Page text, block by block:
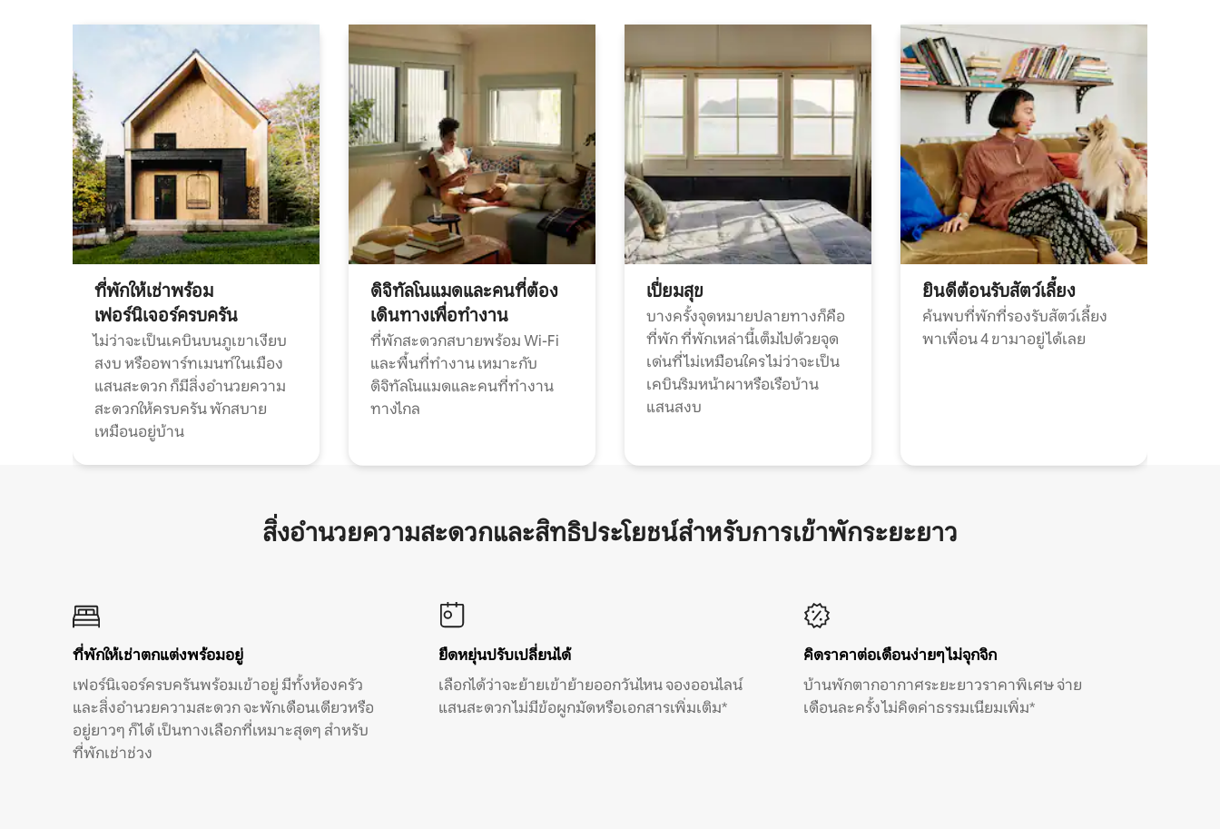
ที่พักให้เช่าพร้อม
เฟอร์นิเจอร์ครบครัน
ไม่ว่าจะเป็นเคบินบนภูเขาเงียบ
สงบ หรืออพาร์ทเมนท์ในเมือง
แสนสะดวก ก็มีสิ่งอำนวยความ
สะดวกให้ครบครัน พักสบาย
เหมือนอยู่บ้าน
ดิจิทัลโนแมดและคนที่ต้อง
เดินทางเพื่อทำงาน
ที่พักสะดวกสบายพร้อม Wi-Fi
และพื้นที่ทำงาน เหมาะกับ
ดิจิทัลโนแมดและคนที่ทำงาน
ทางไกล
เปี่ยมสุข
บางครั้งจุดหมายปลายทางก็คือ
ที่พัก ที่พักเหล่านี้เต็มไปด้วยจุด
เด่นที่ไม่เหมือนใคร ไม่ว่าจะเป็น
เคบินริมหน้าผาหรือเรือบ้าน
แสนสงบ
ยินดีต้อนรับสัตว์เลี้ยง
ค้นพบที่พักที่รองรับสัตว์เลี้ยง
พาเพื่อน 4 ขามาอยู่ได้เลย
สิ่งอำนวยความสะดวกและสิทธิประโยชน์สำหรับการเข้าพักระยะยาว
ที่พักให้เช่าตกแต่งพร้อมอยู่
เฟอร์นิเจอร์ครบครันพร้อมเข้าอยู่ มีทั้งห้องครัว
และสิ่งอำนวยความสะดวก จะพักเดือนเดียวหรือ
อยู่ยาวๆ ก็ได้ เป็นทางเลือกที่เหมาะสุดๆ สำหรับ
ที่พักเช่าช่วง
ยืดหยุ่นปรับเปลี่ยนได้
เลือกได้ว่าจะย้ายเข้าย้ายออกวันไหน จองออนไลน์
แสนสะดวก ไม่มีข้อผูกมัดหรือเอกสารเพิ่มเติม*
คิดราคาต่อเดือนง่ายๆ ไม่จุกจิก
บ้านพักตากอากาศระยะยาวราคาพิเศษ จ่าย
เดือนละครั้ง ไม่คิดค่าธรรมเนียมเพิ่ม*